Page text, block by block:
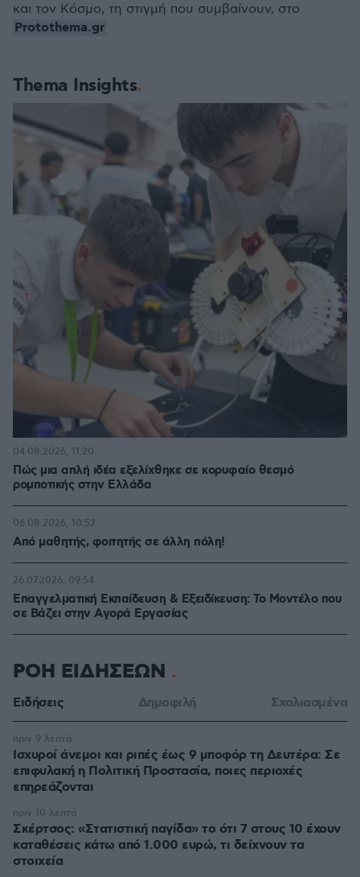
Thema Insights
Πώς μια απλή ιδέα εξελίχθηκε σε κορυφαίο θεσμό
ρομποτικής στην Ελλάδα
04.08.2026, 11:20
Από μαθητής, φοιτητής σε άλλη πόλη!
06.08.2026, 10:52
Επαγγελματική Εκπαίδευση & Εξειδίκευση: Το Mοντέλο που
σε Bάζει στην Aγορά Eργασίας
26.07.2026, 09:54
και τον Κόσμο, τη στιγμή που συμβαίνουν, στο
Protothema.gr
ΡΟΗ ΕΙΔΗΣΕΩΝ
Ειδήσεις Δημοφιλή Σχολιασμένα
Ισχυροί άνεμοι και ριπές έως 9 μποφόρ τη Δευτέρα: Σε
επιφυλακή η Πολιτική Προστασία, ποιες περιοχές
επηρεάζονται
πριν 9 λεπτά
Σκέρτσος: «Στατιστική παγίδα» το ότι 7 στους 10 έχουν
καταθέσεις κάτω από 1.000 ευρώ, τι δείχνουν τα
στοιχεία
πριν 10 λεπτά